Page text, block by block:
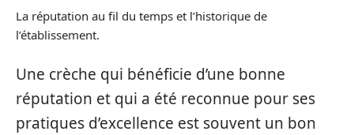
La réputation au fil du temps et l’historique de
l’établissement.
Une crèche qui bénéficie d’une bonne
réputation et qui a été reconnue pour ses
pratiques d’excellence est souvent un bon